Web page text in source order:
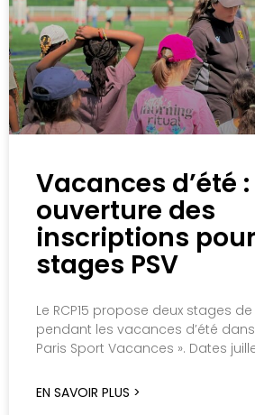
Vacances d’été :
ouverture des
inscriptions
stages PSV
Le RCP15 propose deux stages
pendant les vacances d’été
Paris Sport Vacances ». Dates
EN SAVOIR PLUS >